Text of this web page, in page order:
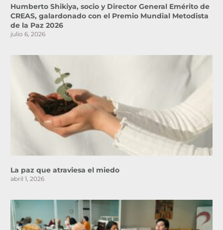
Humberto Shikiya, socio y Director General Emérito de
CREAS, galardonado con el Premio Mundial Metodista
de la Paz 2026
julio 6, 2026
La paz que atraviesa el miedo
abril 1, 2026